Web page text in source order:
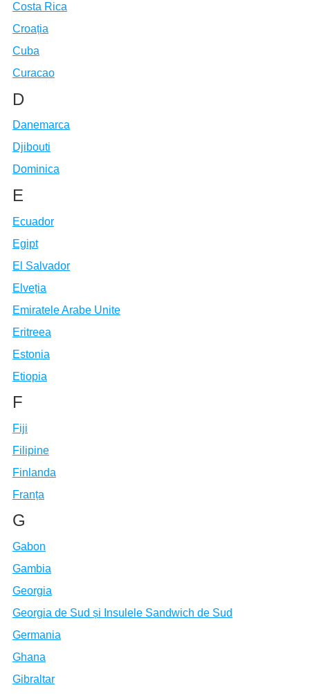
Costa Rica
Croația
Cuba
Curacao
D
Danemarca
Djibouti
Dominica
E
Ecuador
Egipt
El Salvador
Elveția
Emiratele Arabe Unite
Eritreea
Estonia
Etiopia
F
Fiji
Filipine
Finlanda
Franța
G
Gabon
Gambia
Georgia
Georgia de Sud și Insulele Sandwich de Sud
Germania
Ghana
Gibraltar